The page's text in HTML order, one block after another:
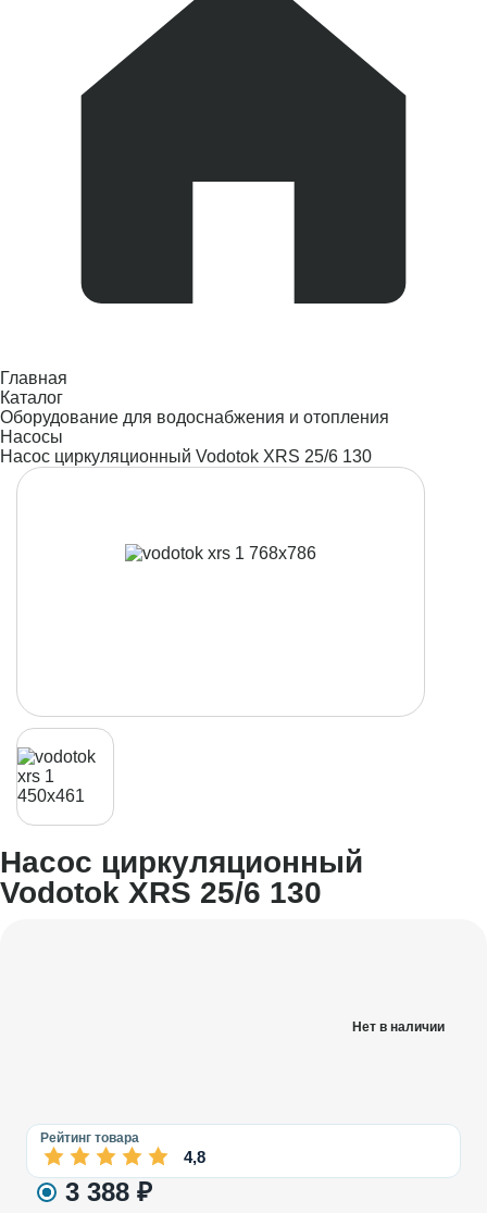
Главная
Каталог
Оборудование для водоснабжения и отопления
Насосы
Насос циркуляционный Vodotok XRS 25/6 130
Насос циркуляционный
Vodotok XRS 25/6 130
Нет в наличии
Рейтинг товара
4,8
3 388 ₽